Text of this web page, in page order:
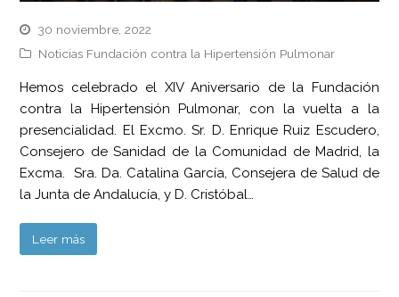
30 noviembre, 2022
Noticias Fundación contra la Hipertensión Pulmonar
Hemos celebrado el XIV Aniversario de la Fundación
contra la Hipertensión Pulmonar, con la vuelta a la
presencialidad. El Excmo. Sr. D. Enrique Ruiz Escudero,
Consejero de Sanidad de la Comunidad de Madrid, la
Excma. Sra. Da. Catalina García, Consejera de Salud de
la Junta de Andalucía, y D. Cristóbal…
Leer más